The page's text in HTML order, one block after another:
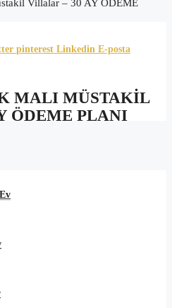
Villalar – 30 AY ÖDEME
pinterest Linkedin E-posta
MALI MÜSTAKIL
ÖDEME PLANI